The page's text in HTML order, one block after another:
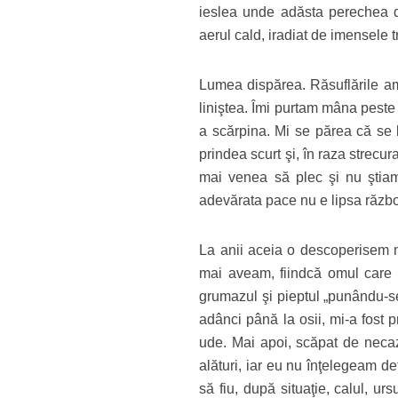
ieslea unde adăsta perechea
aerul cald, iradiat de imensele
Lumea dispărea. Răsuflările
liniştea. Îmi purtam mâna
a scărpina. Mi se părea că se
prindea scurt şi, în raza
mai venea să plec şi nu
adevărata pace nu e lipsa
La anii aceia o
mai aveam, fiindcă omul
grumazul şi pieptul „punându-
adânci până la osii, mi-a fost
ude. Mai apoi, scăpat de
alături, iar eu nu înţelegeam
să fiu, după situaţie, calul,